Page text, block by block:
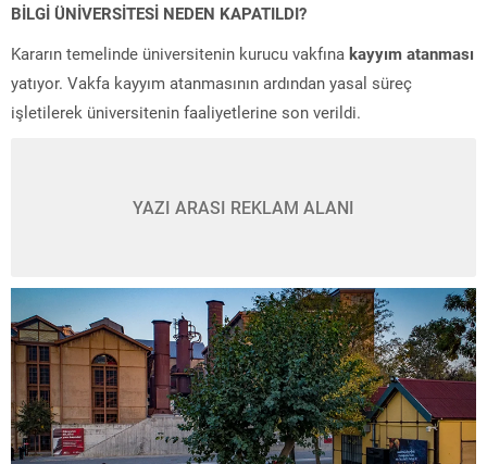
BİLGİ ÜNİVERSİTESİ NEDEN KAPATILDI?
Kararın temelinde üniversitenin kurucu vakfına kayyım atanması
yatıyor. Vakfa kayyım atanmasının ardından yasal süreç
işletilerek üniversitenin faaliyetlerine son verildi.
YAZI ARASI REKLAM ALANI